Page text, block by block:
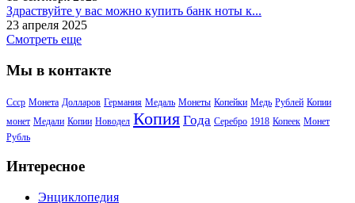
Здраствуйте у вас можно купить банк ноты к...
23 апреля 2025
Смотреть еще
Мы в контакте
Ссср Монета Долларов Германия Медаль Монеты Копейки Медь Рублей Копии
монет Медали Копии Новодел Копия Года Серебро 1918 Копеек Монет
Рубль
Интересное
Энциклопедия